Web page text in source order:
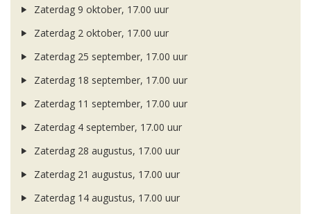
Zaterdag 9 oktober, 17.00 uur
Zaterdag 2 oktober, 17.00 uur
Zaterdag 25 september, 17.00 uur
Zaterdag 18 september, 17.00 uur
Zaterdag 11 september, 17.00 uur
Zaterdag 4 september, 17.00 uur
Zaterdag 28 augustus, 17.00 uur
Zaterdag 21 augustus, 17.00 uur
Zaterdag 14 augustus, 17.00 uur